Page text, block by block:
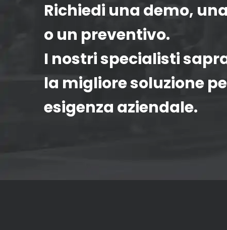
Richiedi una demo,
o un preventivo.
I nostri specialisti
la migliore soluzione
esigenza aziendale.